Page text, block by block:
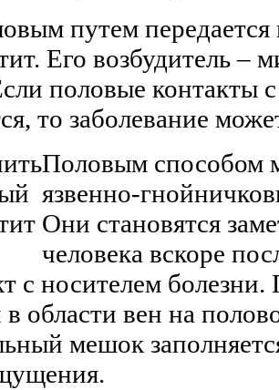
путем передается
Его возбудитель –
половые контакты
то заболевание
Половым способом
язвенно-
Они становятся
человека вскоре
с носителем
области вен на
мешок